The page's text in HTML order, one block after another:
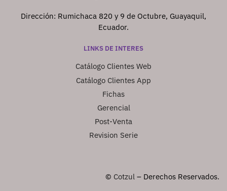
Dirección: Rumichaca 820 y 9 de Octubre, Guayaquil,
Ecuador.
LINKS DE INTERES
Catálogo Clientes Web
Catálogo Clientes App
Fichas
Gerencial
Post-Venta
Revision Serie
© Cotzul – Derechos Reservados.